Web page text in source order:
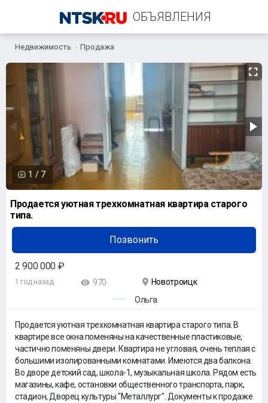
ОБЪЯВЛЕНИЯ
+7 (922) 800-65-20
Недвижимость Продажа
1 / 7
Продается уютная трехкомнатная квартира старого
типа.
Позвонить
2 900 000 ₽
1 год назад 970
Новотроицк
Ольга
Продается уютная трехкомнатная квартира старого типа. В
квартире все окна поменяны на качественные пластиковые,
частично поменяны двери. Квартира не угловая, очень теплая с
большими изолированными комнатами. Имеются два балкона.
Во дворе детский сад, школа-1, музыкальная школа. Рядом есть
магазины, кафе, остановки общественного транспорта, парк,
стадион, Дворец культуры "Металлург". Документы к продаже